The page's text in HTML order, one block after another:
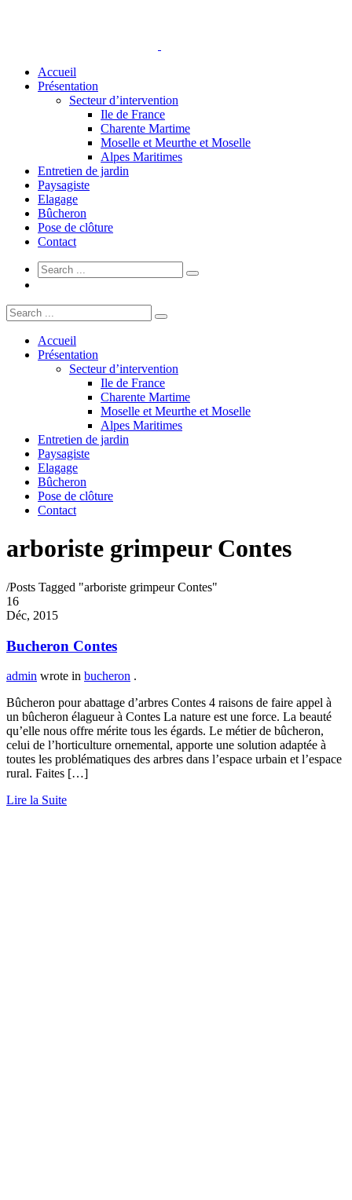
Accueil
Présentation
Secteur d’intervention
Ile de France
Charente Martime
Moselle et Meurthe et Moselle
Alpes Maritimes
Entretien de jardin
Paysagiste
Elagage
Bûcheron
Pose de clôture
Contact
Accueil
Présentation
Secteur d’intervention
Ile de France
Charente Martime
Moselle et Meurthe et Moselle
Alpes Maritimes
Entretien de jardin
Paysagiste
Elagage
Bûcheron
Pose de clôture
Contact
arboriste grimpeur Contes
/Posts Tagged "arboriste grimpeur Contes"
16
Déc, 2015
Bucheron Contes
admin wrote in bucheron .
Bûcheron pour abattage d’arbres Contes 4 raisons de faire appel à
un bûcheron élagueur à Contes La nature est une force. La beauté
qu’elle nous offre mérite tous les égards. Le métier de bûcheron,
celui de l’horticulture ornemental, apporte une solution adaptée à
toutes les problématiques des arbres dans l’espace urbain et l’espace
rural. Faites […]
Lire la Suite